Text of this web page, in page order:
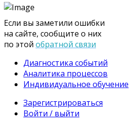
Если вы заметили ошибки
на сайте, сообщите о них
по этой обратной связи
Диагностика событий
Аналитика процессов
Индивидуальное обучение
Зарегистрироваться
Войти / выйти